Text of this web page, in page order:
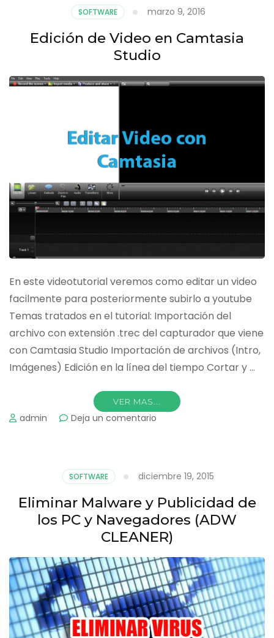
SOFTWARE marzo 9, 2016
Edición de Video en Camtasia
Studio
En este videotutorial veremos como editar un video
facilmente para posteriormente subirlo a youtube
Temas tratados en el tutorial: Importación del
archivo con extensión .trec del capturador que viene
con Camtasia Studio Importación de archivos (Intro,
Imágenes) Edición en la línea del tiempo Cortar y …
VER MAS...
admin Deja un comentario
Camtasia
Studio
SOFTWARE diciembre 19, 2015
Eliminar Malware y Publicidad de
los PC y Navegadores (ADW
CLEANER)